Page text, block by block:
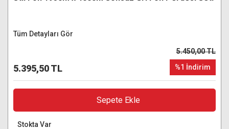
Tüm Detayları Gör
5.395,50 TL
5.450,00 TL
%1 İndirim
Sepete Ekle
Stokta Var